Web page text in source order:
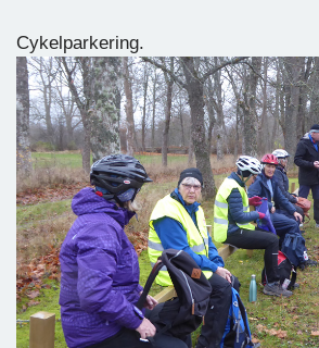
Cykelparkering.